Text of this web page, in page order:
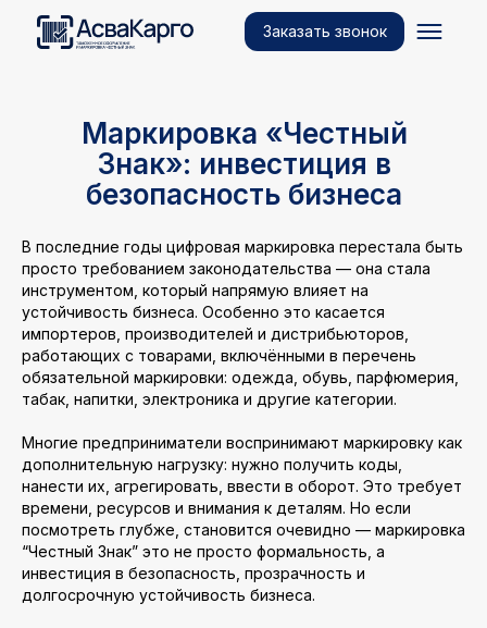
Заказать звонок
Маркировка «Честный
Знак»: инвестиция в
безопасность бизнеса
В последние годы цифровая маркировка перестала быть
просто требованием законодательства — она стала
инструментом, который напрямую влияет на
устойчивость бизнеса. Особенно это касается
импортеров, производителей и дистрибьюторов,
работающих с товарами, включёнными в перечень
обязательной маркировки: одежда, обувь, парфюмерия,
табак, напитки, электроника и другие категории.
Многие предприниматели воспринимают маркировку как
дополнительную нагрузку: нужно получить коды,
нанести их, агрегировать, ввести в оборот. Это требует
времени, ресурсов и внимания к деталям. Но если
посмотреть глубже, становится очевидно — маркировка
“Честный Знак” это не просто формальность, а
инвестиция в безопасность, прозрачность и
долгосрочную устойчивость бизнеса.